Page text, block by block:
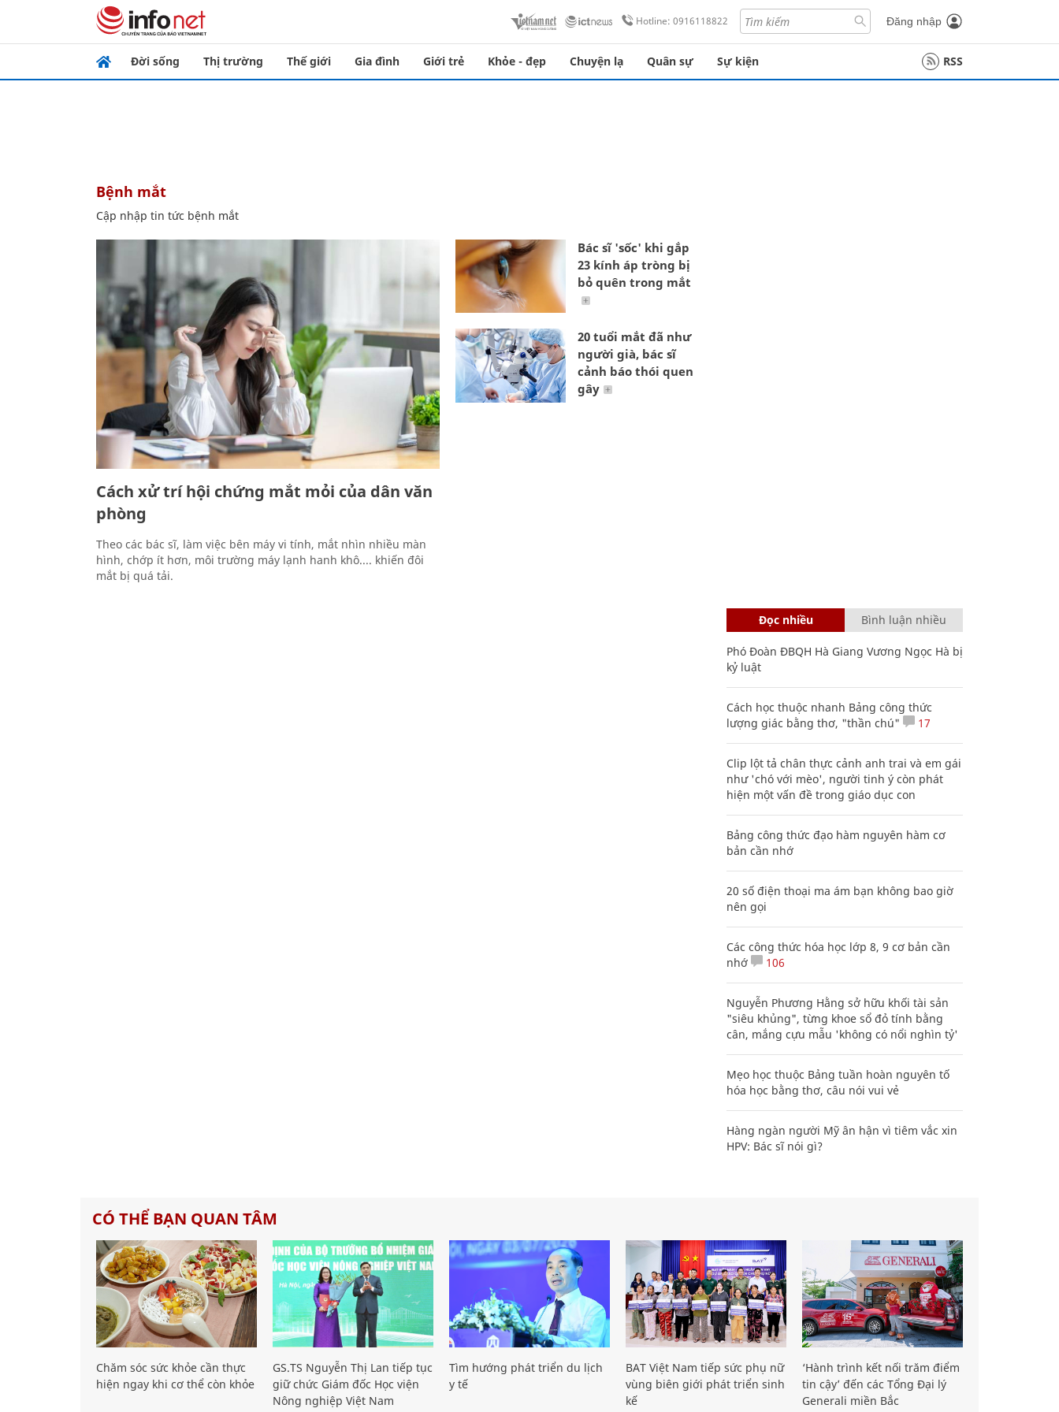
Hotline: 0916118822 Đăng nhập
Đời sống Thị trường Thế giới Gia đình Giới trẻ Khỏe - đẹp Chuyện lạ Quân sự Sự kiện RSS
bệnh mắt
Cập nhập tin tức bệnh mắt
Cách xử trí hội chứng mắt mỏi của dân văn
phòng
Theo các bác sĩ, làm việc bên máy vi tính, mắt nhìn nhiều màn
hình, chớp ít hơn, môi trường máy lạnh hanh khô.... khiến đôi
mắt bị quá tải.
Bác sĩ 'sốc' khi gắp
23 kính áp tròng bị
bỏ quên trong mắt
20 tuổi mắt đã như
người già, bác sĩ
cảnh báo thói quen
gây
Đọc nhiều Bình luận nhiều
Phó Đoàn ĐBQH Hà Giang Vương Ngọc Hà bị
kỷ luật
Cách học thuộc nhanh Bảng công thức
lượng giác bằng thơ, "thần chú"
17
Clip lột tả chân thực cảnh anh trai và em gái
như 'chó với mèo', người tinh ý còn phát
hiện một vấn đề trong giáo dục con
Bảng công thức đạo hàm nguyên hàm cơ
bản cần nhớ
20 số điện thoại ma ám bạn không bao giờ
nên gọi
Các công thức hóa học lớp 8, 9 cơ bản cần
nhớ
106
Nguyễn Phương Hằng sở hữu khối tài sản
"siêu khủng", từng khoe sổ đỏ tính bằng
cân, mắng cựu mẫu 'không có nổi nghìn tỷ'
Mẹo học thuộc Bảng tuần hoàn nguyên tố
hóa học bằng thơ, câu nói vui vẻ
Hàng ngàn người Mỹ ân hận vì tiêm vắc xin
HPV: Bác sĩ nói gì?
CÓ THỂ BẠN QUAN TÂM
Chăm sóc sức khỏe cần thực
hiện ngay khi cơ thể còn khỏe
GS.TS Nguyễn Thị Lan tiếp tục
giữ chức Giám đốc Học viện
Nông nghiệp Việt Nam
Tìm hướng phát triển du lịch
y tế
BAT Việt Nam tiếp sức phụ nữ
vùng biên giới phát triển sinh
kế
‘Hành trình kết nối trăm điểm
tin cậy’ đến các Tổng Đại lý
Generali miền Bắc